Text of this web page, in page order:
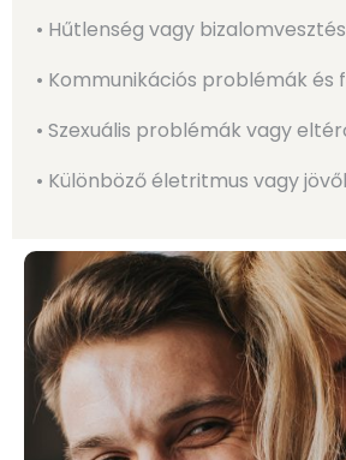
• Hűtlenség vagy
• Kommunikációs problémák és
• Szexuális problémák vagy
• Különböző életritmus vagy